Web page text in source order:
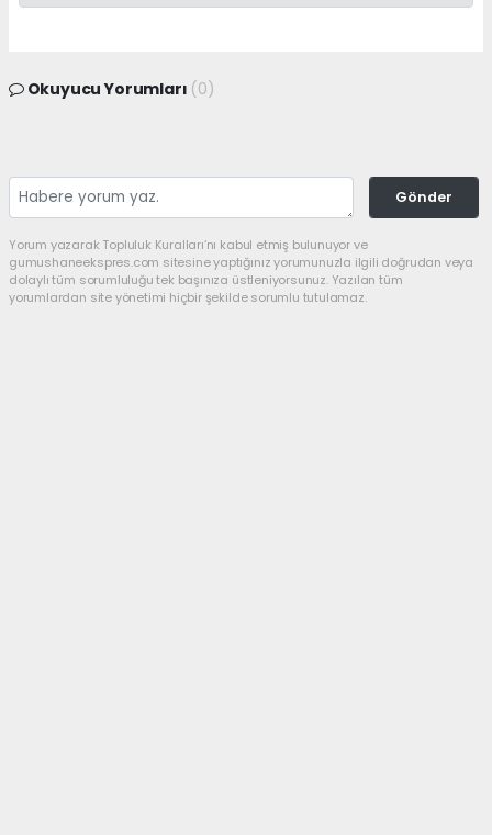
Okuyucu Yorumları (0)
Gönder
Yorum yazarak Topluluk Kuralları’nı kabul etmiş bulunuyor ve
gumushaneekspres.com sitesine yaptığınız yorumunuzla ilgili doğrudan veya
dolaylı tüm sorumluluğu tek başınıza üstleniyorsunuz. Yazılan tüm
yorumlardan site yönetimi hiçbir şekilde sorumlu tutulamaz.